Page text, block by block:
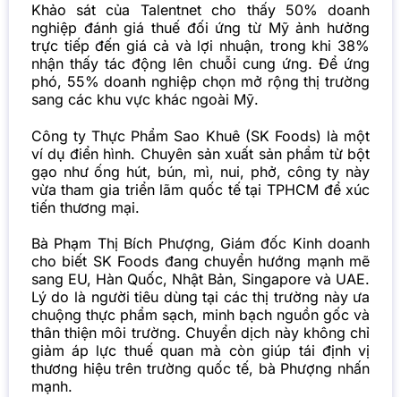
Khảo sát của Talentnet cho thấy 50% doanh
nghiệp đánh giá thuế đối ứng từ Mỹ ảnh hưởng
trực tiếp đến giá cả và lợi nhuận, trong khi 38%
nhận thấy tác động lên chuỗi cung ứng. Để ứng
phó, 55% doanh nghiệp chọn mở rộng thị trường
sang các khu vực khác ngoài Mỹ.
Công ty Thực Phẩm Sao Khuê (SK Foods) là một
ví dụ điển hình. Chuyên sản xuất sản phẩm từ bột
gạo như ống hút, bún, mì, nui, phở, công ty này
vừa tham gia triển lãm quốc tế tại TPHCM để xúc
tiến thương mại.
Bà Phạm Thị Bích Phượng, Giám đốc Kinh doanh
cho biết SK Foods đang chuyển hướng mạnh mẽ
sang EU, Hàn Quốc, Nhật Bản, Singapore và UAE.
Lý do là người tiêu dùng tại các thị trường này ưa
chuộng thực phẩm sạch, minh bạch nguồn gốc và
thân thiện môi trường. Chuyển dịch này không chỉ
giảm áp lực thuế quan mà còn giúp tái định vị
thương hiệu trên trường quốc tế, bà Phượng nhấn
mạnh.